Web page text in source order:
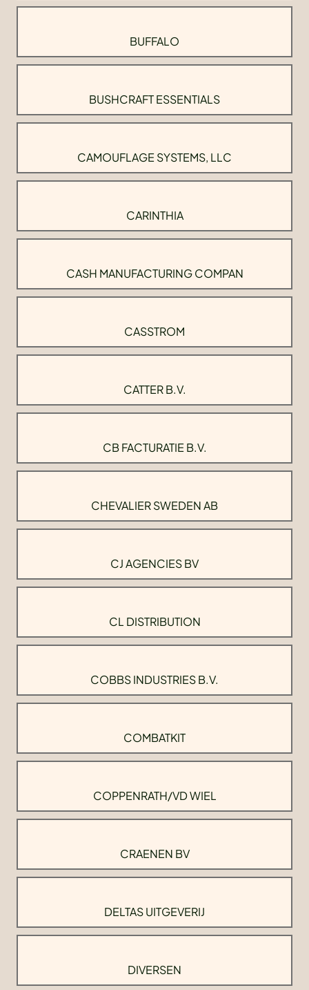
BUFFALO
BUSHCRAFT ESSENTIALS
CAMOUFLAGE SYSTEMS, LLC
CARINTHIA
CASH MANUFACTURING COMPAN
CASSTROM
CATTER B.V.
CB FACTURATIE B.V.
CHEVALIER SWEDEN AB
CJ AGENCIES BV
CL DISTRIBUTION
COBBS INDUSTRIES B.V.
COMBATKIT
COPPENRATH/VD WIEL
CRAENEN BV
DELTAS UITGEVERIJ
DIVERSEN